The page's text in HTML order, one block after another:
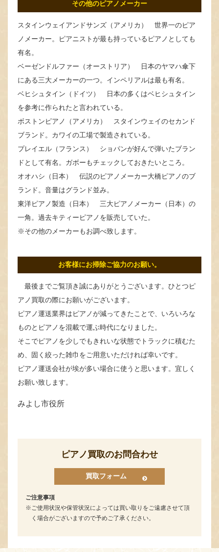
その他のピアノメーカー
スタインウェイアンドサンズ（アメリカ） 世界一のピア
ノメーカー。ピアニストが最も持っているピアノとしても
有名。
ベーゼンドルファー（オーストリア） 日本のヤマハ傘下
にある三大メーカーの一つ。インペリアルは最も有名。
ベヒシュタイン（ドイツ） 日本の多くはベヒシュタイン
を参考に作られたと言われている。
ボストンピアノ（アメリカ） スタインウェイのセカンド
ブランド。カワイの工場で製造されている。
プレイエル（フランス） ショパンが好んで弾いたブラン
ドとして有名。ガボーもチェックしておきたいところ。
オオハシ（日本） 伝説のピアノメーカー大橋ピアノのブ
ランド。音量はグランド並み。
東洋ピアノ製造（日本） 三大ピアノメーカー（日本）の
一角。過去キティーピアノを販売していた。
※その他のメーカーもお調べ致します。
お客様にお掃除ご協力のお願い。
最後までご覧頂き誠にありがとうございます。ひとつピ
アノ買取の際にお願いがございます。
ピアノ運送業界はピアノが減ってきたことで、いろいろな
ものとピアノを混載で運ぶ時代になりました。
そこでピアノを少しでもきれいな状態でトラックに積むた
め、固く絞った雑巾をご用意いただければ幸いです。
ピアノ運送会社が埃が多い場合に使うと思います。宜しく
お願い致します。
みよし市役所
ピアノ買取のお問合わせ
買取フォーム
ご注意事項
ご使用状況や保管状況によっては買い取りをご遠慮させて頂
く場合がございますので予めご了承ください。